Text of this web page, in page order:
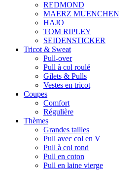
REDMOND
MAERZ MUENCHEN
HAJO
TOM RIPLEY
SEIDENSTICKER
Tricot & Sweat
Pull-over
Pull à col roulé
Gilets & Pulls
Vestes en tricot
Coupes
Comfort
Régulière
Thèmes
Grandes tailles
Pull avec col en V
Pull à col rond
Pull en coton
Pull en laine vierge